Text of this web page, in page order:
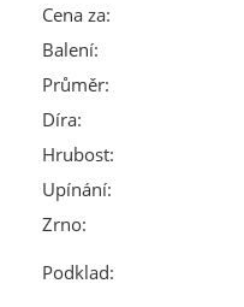
Cena za:
Balení:
Průměr:
Díra:
Hrubost:
Upínání:
Zrno:
Podklad: